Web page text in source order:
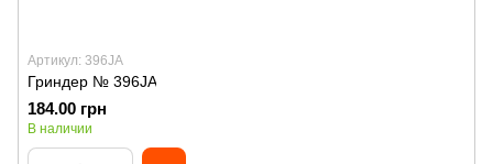
Артикул: 396JA
Гриндер № 396JA
184.00 грн
В наличии